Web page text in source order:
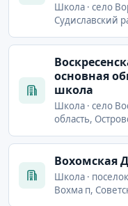
Школа · село
Судиславский
основная
школа
Школа · село
область,
Вохомская
Школа ·
Вохма п,